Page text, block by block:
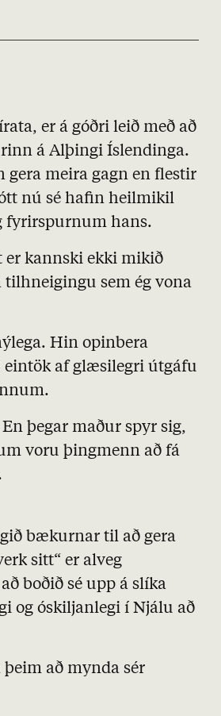
er á góðri leið með að
á Alþingi Íslendinga.
meira gagn en flestir
nú sé hafin heilmikil
fyrirspurnum hans.
er kannski ekki mikið
sem ég vona
Hin opinbera
af glæsilegri útgáfu
þegar maður spyr sig,
voru þingmenn að fá
bækurnar til að gera
sitt“ er alveg
boðið sé upp á slíka
og óskiljanlegi í Njálu að
að mynda sér